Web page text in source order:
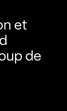
et
de